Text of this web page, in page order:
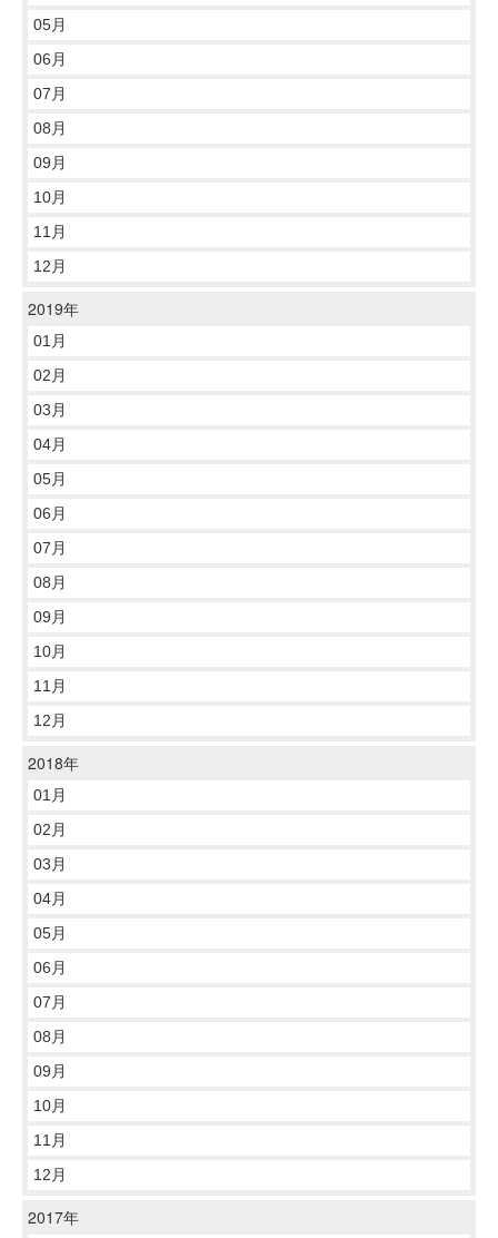
05月
06月
07月
08月
09月
10月
11月
12月
2019年
01月
02月
03月
04月
05月
06月
07月
08月
09月
10月
11月
12月
2018年
01月
02月
03月
04月
05月
06月
07月
08月
09月
10月
11月
12月
2017年